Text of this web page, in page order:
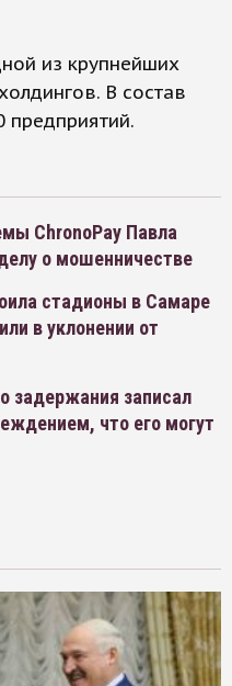
из крупнейших
В состав
ChronoPay Павла
о мошенничестве
стадионы в Самаре
в уклонении от
задержания записал
что его могут